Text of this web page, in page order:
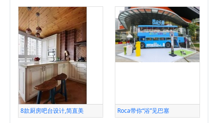
8款厨房吧台设计,简直美 Roca带你“浴”见巴塞